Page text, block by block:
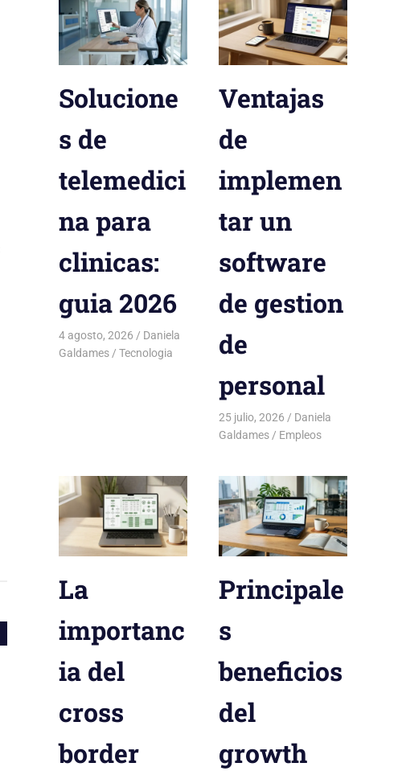
Solucione
s de
telemedici
na para
clinicas:
guia 2026
4 agosto, 2026
Daniela
Galdames
Tecnologia
Ventajas
de
implemen
tar un
software
de gestion
de
personal
25 julio, 2026
Daniela
Galdames
Empleos
La
importanc
ia del
cross
border
Principale
s
beneficios
del
growth